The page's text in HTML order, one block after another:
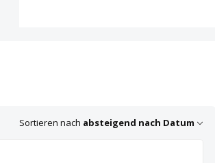
Sortieren nach absteigend nach Datum